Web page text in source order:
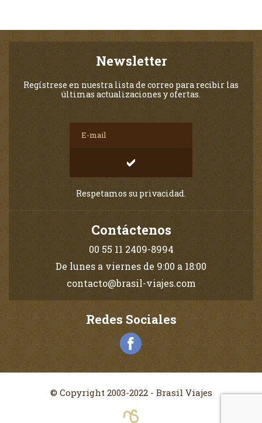
Newsletter
Regístrese en nuestra lista de correo para recibir las
últimas actualizaciones y ofertas.
Respetamos su privacidad.
Contáctenos
00 55 11 2409-8994
De lunes a viernes de 9:00 a 18:00
contacto@brasil-viajes.com
Redes Sociales
© Copyright 2003-2022 - Brasil Viajes